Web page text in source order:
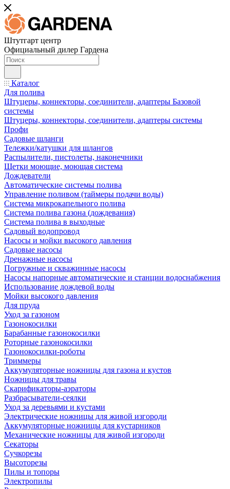
Штутгарт центр
Официальный дилер Гардена
Каталог
Для полива
Штуцеры, коннекторы, соединители, адаптеры Базовой
системы
Штуцеры, коннекторы, соединители, адаптеры системы
Профи
Садовые шланги
Тележки/катушки для шлангов
Распылители, пистолеты, наконечники
Щетки моющие, моющая система
Дождеватели
Автоматические системы полива
Управление поливом (таймеры подачи воды)
Система микрокапельного полива
Система полива газона (дождевания)
Система полива в выходные
Садовый водопровод
Насосы и мойки высокого давления
Садовые насосы
Дренажные насосы
Погружные и скважинные насосы
Насосы напорные автоматические и станции водоснабжения
Использование дождевой воды
Мойки высокого давления
Для пруда
Уход за газоном
Газонокосилки
Барабанные газонокосилки
Роторные газонокосилки
Газонокосилки-роботы
Триммеры
Аккумуляторные ножницы для газона и кустов
Ножницы для травы
Скарификаторы-аэраторы
Разбрасыватели-сеялки
Уход за деревьями и кустами
Электрические ножницы для живой изгороди
Аккумуляторные ножницы для кустарников
Механические ножницы для живой изгороди
Секаторы
Сучкорезы
Высоторезы
Пилы и топоры
Электропилы